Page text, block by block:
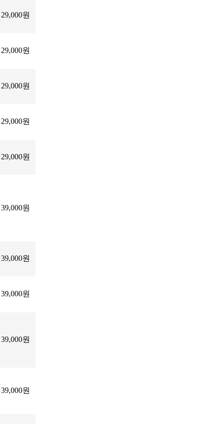
29,000원
29,000원
29,000원
29,000원
29,000원
39,000원
39,000원
39,000원
39,000원
39,000원